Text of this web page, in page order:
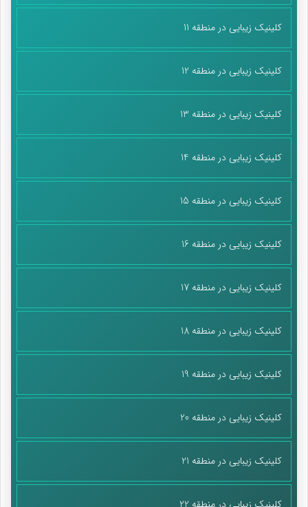
کلینیک زیبایی در منطقه 11
کلینیک زیبایی در منطقه 12
کلینیک زیبایی در منطقه 13
کلینیک زیبایی در منطقه 14
کلینیک زیبایی در منطقه 15
کلینیک زیبایی در منطقه 16
کلینیک زیبایی در منطقه 17
کلینیک زیبایی در منطقه 18
کلینیک زیبایی در منطقه 19
کلینیک زیبایی در منطقه 20
کلینیک زیبایی در منطقه 21